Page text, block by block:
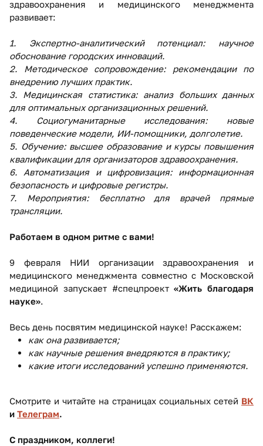
здравоохранения и медицинского менеджмента
развивает:
1. Экспертно-аналитический потенциал: научное
обоснование городских инноваций.
2. Методическое сопровождение: рекомендации по
внедрению лучших практик.
3. Медицинская статистика: анализ больших данных
для оптимальных организационных решений.
4.
Социогуманитарные исследования: новые
поведенческие модели, ИИ-помощники, долголетие.
5. Обучение: высшее образование и курсы повышения
квалификации для организаторов здравоохранения.
6. Автоматизация и цифровизация: информационная
безопасность и цифровые регистры.
7. Мероприятия: бесплатно для врачей прямые
трансляции.
Работаем в одном ритме с вами!
9 февраля НИИ организации здравоохранения и
медицинского менеджмента совместно с Московской
медициной запускает #спецпроект«Жить благодаря
науке».
Весь день посвятим медицинской науке! Расскажем:
как она развивается;
как научные решения внедряются в практику;
какие итоги исследований успешно применяются.
Смотрите и читайте на страницах социальных сетей ВК
и Телеграм.
С праздником, коллеги!